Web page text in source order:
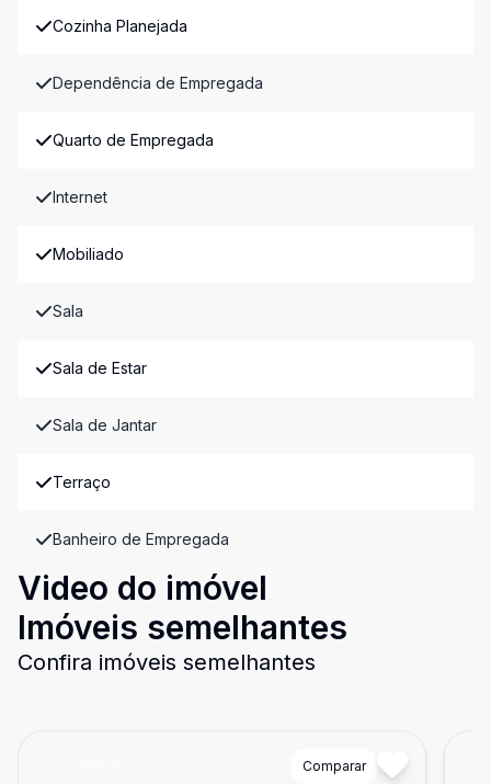
Cozinha Planejada
Dependência de Empregada
Quarto de Empregada
Internet
Mobiliado
Sala
Sala de Estar
Sala de Jantar
Terraço
Banheiro de Empregada
Video do imóvel
Imóveis semelhantes
Confira imóveis semelhantes
Comparar